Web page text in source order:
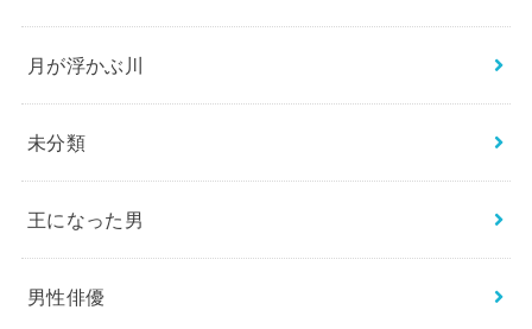
月が浮かぶ川
未分類
王になった男
男性俳優